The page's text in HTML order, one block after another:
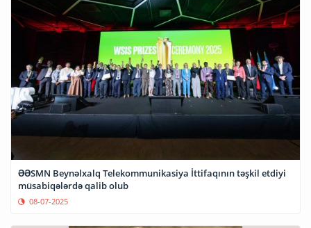
ƏƏSMN Beynəlxalq Telekommunikasiya İttifaqının təşkil etdiyi
müsabiqələrdə qalib olub
08-07-2025